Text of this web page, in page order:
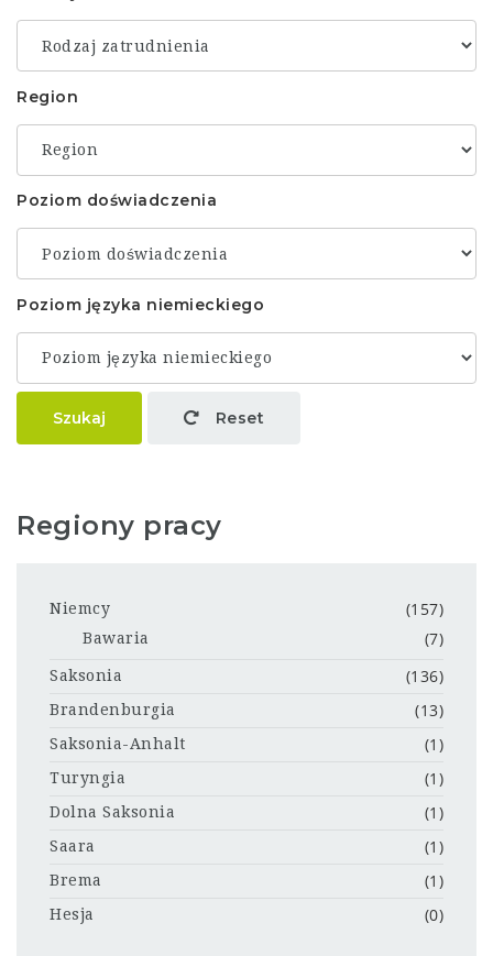
Region
Poziom doświadczenia
Poziom języka niemieckiego
Szukaj Reset
Regiony pracy
Niemcy (157)
Bawaria (7)
Saksonia (136)
Brandenburgia (13)
Saksonia-Anhalt (1)
Turyngia (1)
Dolna Saksonia (1)
Saara (1)
Brema (1)
Hesja (0)